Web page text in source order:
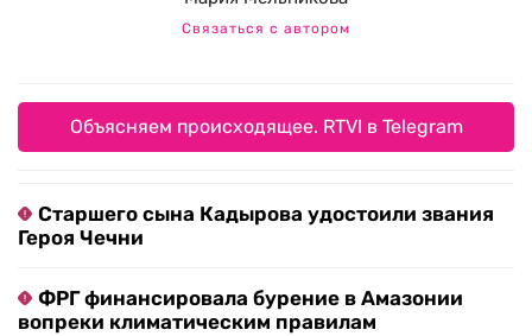
Связаться с автором
Объясняем происходящее. RTVI в Telegram
Старшего сына Кадырова удостоили звания
Героя Чечни
ФРГ финансировала бурение в Амазонии
вопреки климатическим правилам